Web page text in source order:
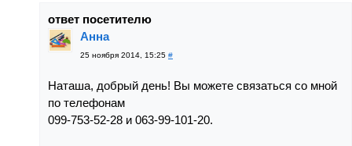
ответ посетителю
Анна
25 ноября 2014, 15:25 #
Наташа, добрый день! Вы можете связаться со мной
по телефонам
099-753-52-28 и 063-99-101-20.